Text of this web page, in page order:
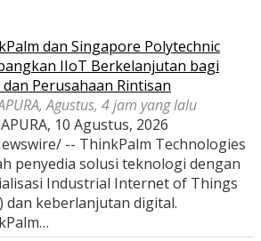
dan Singapore Polytechnic
IIoT Berkelanjutan bagi
dan Perusahaan Rintisan
Agustus, 4 jam yang lalu
10 Agustus, 2026
-- ThinkPalm Technologies
penyedia solusi teknologi dengan
Industrial Internet of Things
dan keberlanjutan digital.